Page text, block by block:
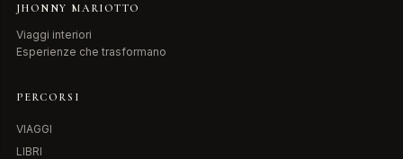
JHONNY MARIOTTO
Viaggi interiori
Esperienze che trasformano
PERCORSI
VIAGGI
LIBRI